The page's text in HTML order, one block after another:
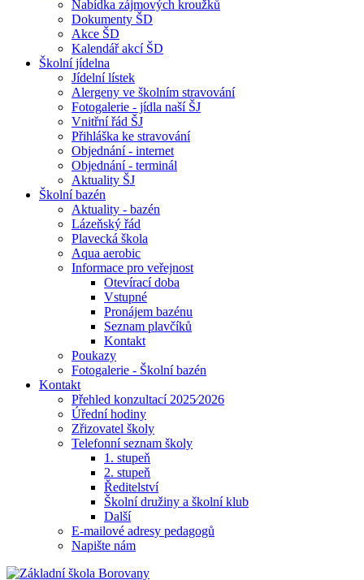
Nabídka zájmových kroužků
Dokumenty ŠD
Akce ŠD
Kalendář akcí ŠD
Školní jídelna
Jídelní lístek
Alergeny ve školním stravování
Fotogalerie - jídla naší ŠJ
Vnitřní řád ŠJ
Přihláška ke stravování
Objednání - internet
Objednání - terminál
Aktuality ŠJ
Školní bazén
Aktuality - bazén
Lázeňský řád
Plavecká škola
Aqua aerobic
Informace pro veřejnost
Otevírací doba
Vstupné
Pronájem bazénu
Seznam plavčíků
Kontakt
Poukazy
Fotogalerie - Školní bazén
Kontakt
Přehled konzultací 2025⁄2026
Úřední hodiny
Zřizovatel školy
Telefonní seznam školy
1. stupeň
2. stupeň
Ředitelství
Školní družiny a školní klub
Další
E-mailové adresy pedagogů
Napište nám